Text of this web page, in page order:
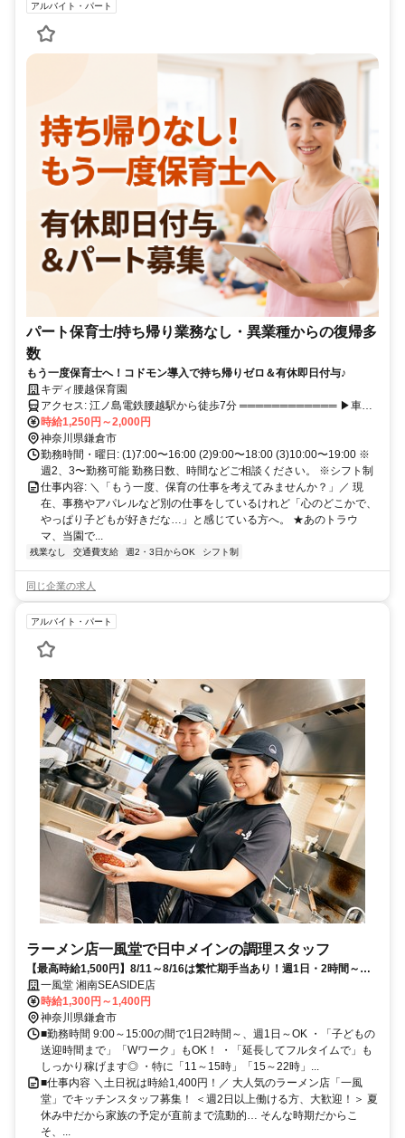
アルバイト・パート
パート保育士/持ち帰り業務なし・異業種からの復帰多
数
もう一度保育士へ！コドモン導入で持ち帰りゼロ＆有休即日付与♪
キディ腰越保育園
アクセス: 江ノ島電鉄腰越駅から徒歩7分 ════════════ ▶車・
バイク通勤OK（無料駐車場あり） ※ガソリン代支給（距離40キロで
最大2万円） ▶交通費実費支給（上限20,000円／月）
時給1,250円～2,000円
神奈川県鎌倉市
勤務時間・曜日: (1)7:00〜16:00 (2)9:00〜18:00 (3)10:00〜19:00 ※
週2、3〜勤務可能 勤務日数、時間などご相談ください。 ※シフト制
仕事内容: ＼「もう一度、保育の仕事を考えてみませんか？」／ 現
在、事務やアパレルなど別の仕事をしているけれど「心のどこかで、
やっぱり子どもが好きだな…」と感じている方へ。 ★あのトラウ
マ、当園で...
残業なし 交通費支給 週2・3日からOK シフト制
同じ企業の求人
アルバイト・パート
ラーメン店一風堂で日中メインの調理スタッフ
【最高時給1,500円】8/11～8/16は繁忙期手当あり！週1日・2時間～／
家庭優先でシフト調整◎
一風堂 湘南SEASIDE店
時給1,300円～1,400円
神奈川県鎌倉市
■勤務時間 9:00～15:00の間で1日2時間～、週1日～OK ・「子どもの
送迎時間まで」「Wワーク」もOK！ ・「延長してフルタイムで」も
しっかり稼げます◎ ・特に「11～15時」「15～22時」...
■仕事内容 ＼土日祝は時給1,400円！／ 大人気のラーメン店「一風
堂」でキッチンスタッフ募集！ ＜週2日以上働ける方、大歓迎！＞ 夏
休み中だから家族の予定が直前まで流動的… そんな時期だからこ
そ、...